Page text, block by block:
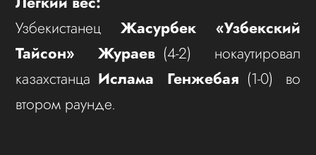
Узбекистанец Жасурбек «Узбекский
Тайсон» Жураев (4-2) нокаутировал
казахстанца Ислама Генжебая (1-0) во
втором раунде.